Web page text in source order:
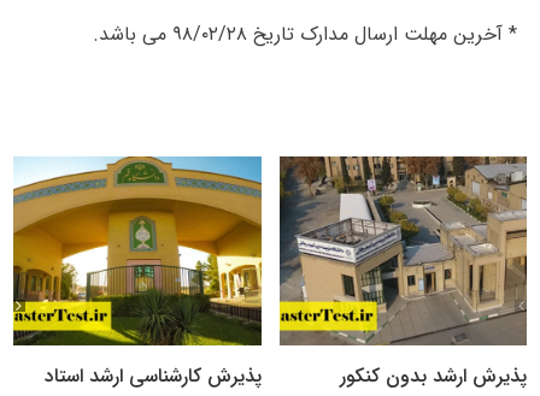
* آخرین مهلت ارسال مدارک تاریخ ۹۸/۰۲/۲۸ می باشد.
پذیرش ارشد بدون کنکور
پذیرش کارشناسی ارشد استاد